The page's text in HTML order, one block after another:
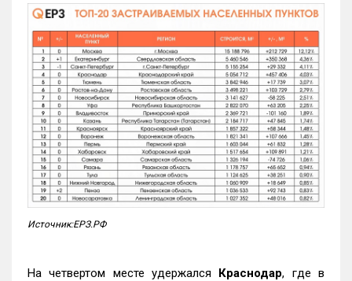
Источник:ЕРЗ.РФ
На четвертом месте удержался Краснодар, где в